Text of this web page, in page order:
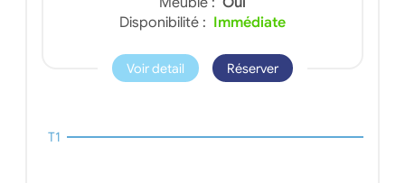
Disponibilité : Immédiate
Voir detail Réserver
T1